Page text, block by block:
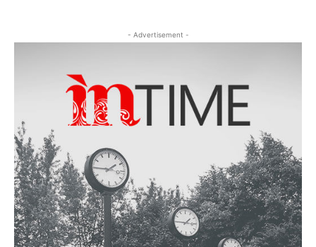
- Advertisement -